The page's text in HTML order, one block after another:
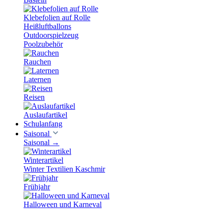
Klebefolien auf Rolle
Heißluftballons
Outdoorspielzeug
Poolzubehör
Rauchen
Laternen
Reisen
Auslaufartikel
Schulanfang
Saisonal
Saisonal →
Winterartikel
Winter Textilien Kaschmir
Frühjahr
Halloween und Karneval